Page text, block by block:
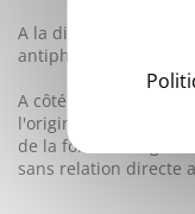
A la différence de la
antiphospholipides,
A côté des
l'origine de
de la fonction
sans relation directe